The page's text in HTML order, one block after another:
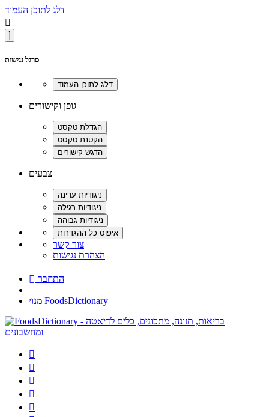
דלג לתוכן העמוד

סרגל נגישות
גופן וקישורים
צבעים
צור קשר
הצהרת נגישות
 התחבר
מנוי FoodsDictionary




